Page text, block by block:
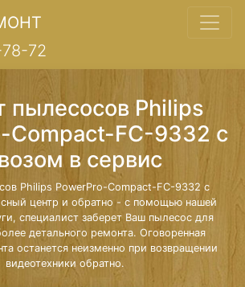
72
пылесосов Philips
Compact-FC-9332 с
в сервис
Philips PowerPro-Compact-FC-9332 с
центр и обратно - с помощью нашей
специалист заберет Ваш пылесос для
детального ремонта. Оговоренная
останется неизменно при возвращении
видеотехники обратно.